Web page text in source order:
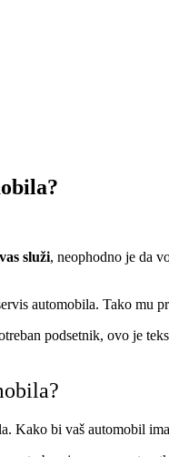
služi, neophodno je da
automobila. Tako
podsetnik, ovo je
Kako bi vaš automobil